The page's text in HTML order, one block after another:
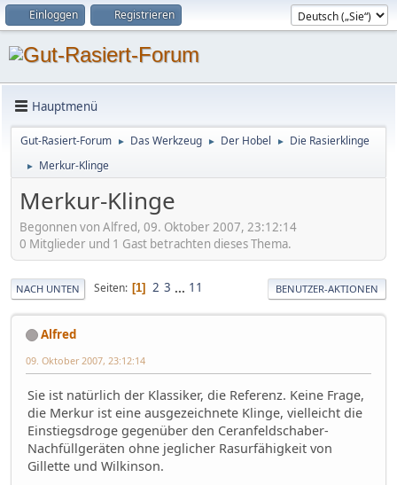
Einloggen Registrieren
Hauptmenü
Gut-Rasiert-Forum ► Das Werkzeug ► Der Hobel ► Die Rasierklinge
► Merkur-Klinge
Merkur-Klinge
Begonnen von Alfred, 09. Oktober 2007, 23:12:14
0 Mitglieder und 1 Gast betrachten dieses Thema.
NACH UNTEN Seiten 1 2 3 ... 11 BENUTZER-AKTIONEN
Alfred
09. Oktober 2007, 23:12:14
Sie ist natürlich der Klassiker, die Referenz. Keine Frage,
die Merkur ist eine ausgezeichnete Klinge, vielleicht die
Einstiegsdroge gegenüber den Ceranfeldschaber-
Nachfüllgeräten ohne jeglicher Rasurfähigkeit von
Gillette und Wilkinson.